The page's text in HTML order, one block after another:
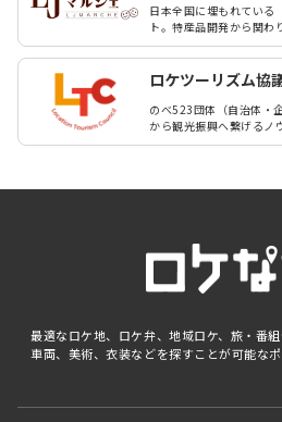
日本全国に埋もれている
ト。特産品開発から関わ
ロケツーリズム協
のべ523団体（自治体・
から観光振興へ繋げるノ
最適なロケ地、ロケ弁、地域ロケ、旅・番
車両、美術、衣装などを探すことが可能なポ